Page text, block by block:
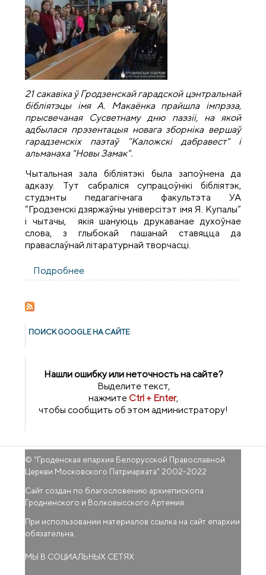
21 сакавікаў Гродзенскай гарадской цэнтральнай
бібліятэцы
імя А. Макаёнкапрайшла імпрэза,
прысвечаная Сусветнаму дню паэзіі, на якой
адбылася прэзентацыя новага зборнікавершаў
гарадзенскіх паэтаў "Каложскі дабравест" і
альманаха "Новы Замак".
Чытальная зала бібліятэкі была запоўнена да
адказу. Тут сабраліся супрацоўнікі бібліятэк,
студэнты педагагічнага факультэта УА
“Гродзенскі дзяржаўны універсітэт імя Я. Купалы”
і чытачы, якія шануюць друкаванае духоўнае
слова, з глыбокай пашанай ставяцца да
праваслаўнай літаратурнай творчасці.
Подробнее
бібліятэцы прайшла імпрэза, прысвечаная
ПОИСК GOОGLE НА САЙТЕ
Нашли ошибку или неточность на сайте?
Выделите текст,
нажмитеCtrl + Enter,
чтобы сообщить об этом администратору!
© "Гроденская епархия Белорусской Православной
Церкви Московского Патриархата" 2002-2022
Сайт создан по благословению архиепископа
Гродненского и Волковысского Артемия.
При использовании материалов ссылка на сайт епархии
обязательна.
МЫ В СОЦИАЛЬНЫХ СЕТЯХ